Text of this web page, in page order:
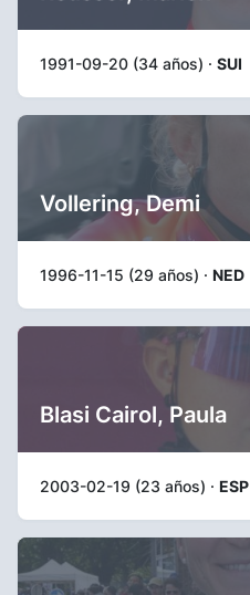
1991-09-20 (34 años) · SUI
Vollering, Demi
1996-11-15 (29 años) · NED
Blasi Cairol, Paula
2003-02-19 (23 años) · ESP